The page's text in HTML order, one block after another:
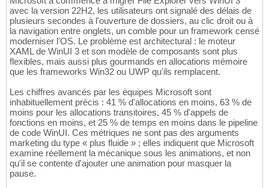
avec la version 22H2, les utilisateurs ont signalé des délais de
plusieurs secondes à l'ouverture de dossiers, au clic droit ou à
la navigation entre onglets, un comble pour un framework censé
moderniser l'OS. Le problème est architectural : le moteur
XAML de WinUI 3 et son modèle de composants sont plus
flexibles, mais aussi plus gourmands en allocations mémoire
que les frameworks Win32 ou UWP qu'ils remplacent.
Les chiffres avancés par les équipes Microsoft sont
inhabituellement précis : 41 % d'allocations en moins, 63 % de
moins pour les allocations transitoires, 45 % d'appels de
fonctions en moins, et 25 % de temps en moins dans le pipeline
de code WinUI. Ces métriques ne sont pas des arguments
marketing du type « plus fluide » ; elles indiquent que Microsoft
examine réellement la mécanique sous les animations, et non
qu'il se contente d'ajouter une animation pour masquer la
pause.